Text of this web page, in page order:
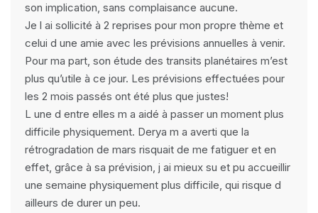
son implication, sans complaisance aucune.
Je l ai sollicité à 2 reprises pour mon propre thème et
celui d une amie avec les prévisions annuelles à venir.
Pour ma part, son étude des transits planétaires m’est
plus qu’utile à ce jour. Les prévisions effectuées pour
les 2 mois passés ont été plus que justes!
L une d entre elles m a aidé à passer un moment plus
difficile physiquement. Derya m a averti que la
rétrogradation de mars risquait de me fatiguer et en
effet, grâce à sa prévision, j ai mieux su et pu accueillir
une semaine physiquement plus difficile, qui risque d
ailleurs de durer un peu.